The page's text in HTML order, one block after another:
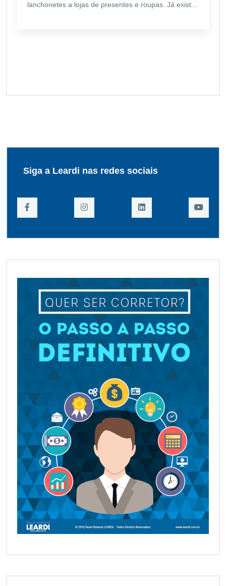
lanchonetes a lojas de presentes e roupas. Já exist...
Siga a Leardi nas redes sociais